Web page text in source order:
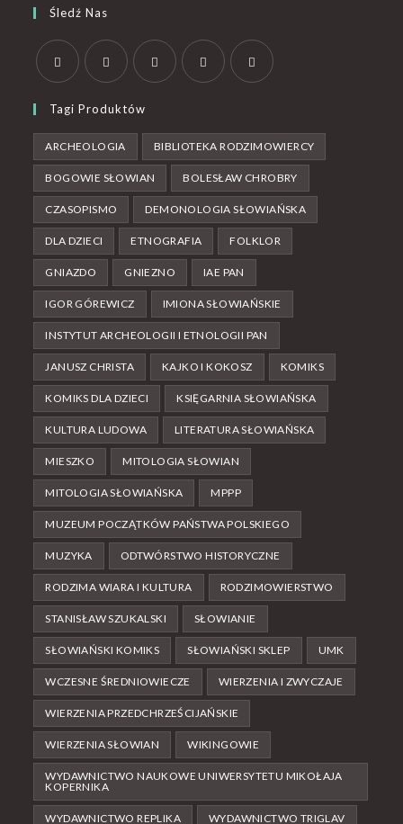
Śledź Nas
Tagi Produktów
ARCHEOLOGIA BIBLIOTEKA RODZIMOWIERCY
BOGOWIE SŁOWIAN BOLESŁAW CHROBRY
CZASOPISMO DEMONOLOGIA SŁOWIAŃSKA
DLA DZIECI ETNOGRAFIA FOLKLOR
GNIAZDO GNIEZNO IAE PAN
IGOR GÓREWICZ IMIONA SŁOWIAŃSKIE
INSTYTUT ARCHEOLOGII I ETNOLOGII PAN
JANUSZ CHRISTA KAJKO I KOKOSZ KOMIKS
KOMIKS DLA DZIECI KSIĘGARNIA SŁOWIAŃSKA
KULTURA LUDOWA LITERATURA SŁOWIAŃSKA
MIESZKO MITOLOGIA SŁOWIAN
MITOLOGIA SŁOWIAŃSKA MPPP
MUZEUM POCZĄTKÓW PAŃSTWA POLSKIEGO
MUZYKA ODTWÓRSTWO HISTORYCZNE
RODZIMA WIARA I KULTURA RODZIMOWIERSTWO
STANISŁAW SZUKALSKI SŁOWIANIE
SŁOWIAŃSKI KOMIKS SŁOWIAŃSKI SKLEP UMK
WCZESNE ŚREDNIOWIECZE WIERZENIA I ZWYCZAJE
WIERZENIA PRZEDCHRZEŚCIJAŃSKIE
WIERZENIA SŁOWIAN WIKINGOWIE
WYDAWNICTWO NAUKOWE UNIWERSYTETU MIKOŁAJA
KOPERNIKA
WYDAWNICTWO REPLIKA WYDAWNICTWO TRIGLAV